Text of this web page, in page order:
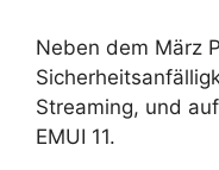
Neben dem März
Streaming, und
EMUI 11.